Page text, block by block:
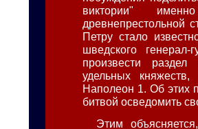
виктории"
древнепрестольной
Петру стало
шведского
произвести
удельных
Наполеон 1. Об этих
битвой осведомить
Этим